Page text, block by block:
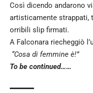
Così dicendo andarono
artisticamente strappati,
orribili slip firmati.
A Falconara riecheggiò
“Cosa di femmine è!”
To be continued……